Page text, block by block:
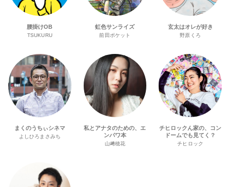
腰掛けOB
TSUKURU
虹色サンライズ
前田ポケット
玄太はオレが好き
野原くろ
まくのうちぃシネマ
よしひろまさみち
私とアナタのための、エ
ンパワ本
山﨑穂花
チヒロックん家の、コン
ドームでも見てく？
チヒロック